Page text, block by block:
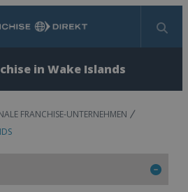
Suchen
in Wake Islands
FRANCHISE-UNTERNEHMEN